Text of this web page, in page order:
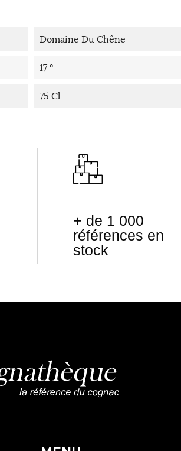
Domaine Du Chêne
17 °
75 Cl
+ de 1 000
références en
stock